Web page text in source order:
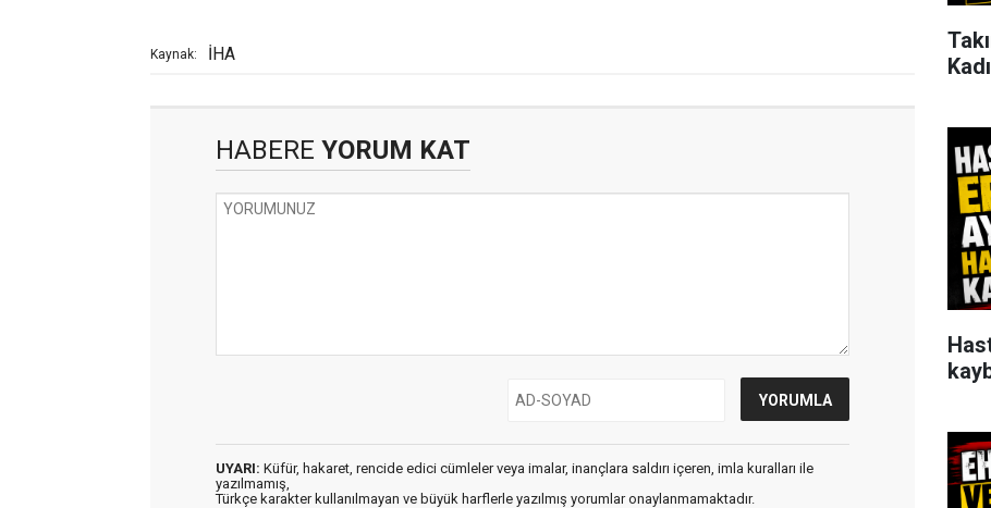
Kaynak: İHA
HABERE YORUM KAT
UYARI: Küfür, hakaret, rencide edici cümleler veya imalar, inançlara saldırı içeren, imla kuralları ile
yazılmamış,
Türkçe karakter kullanılmayan ve büyük harflerle yazılmış yorumlar onaylanmamaktadır.